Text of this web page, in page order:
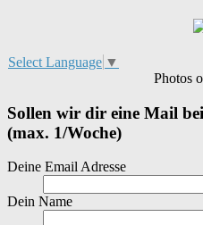
Select Language ▼
Photos
Sollen wir dir eine Mail
(max. 1/Woche)
Deine Email Adresse
Dein Name